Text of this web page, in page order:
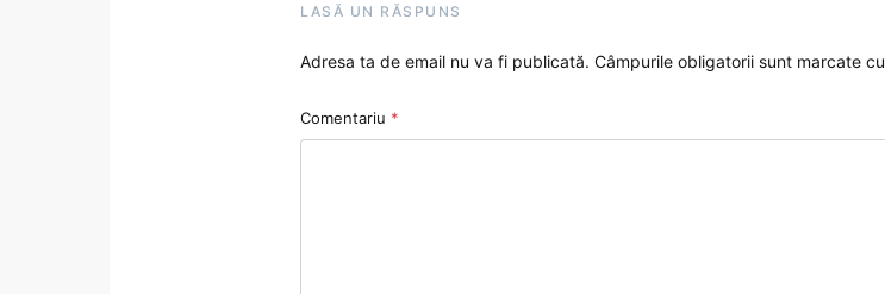
LASĂ UN RĂSPUNS
Adresa ta de email nu va fi publicată. Câmpurile obligatorii sunt marcate cu
Comentariu *